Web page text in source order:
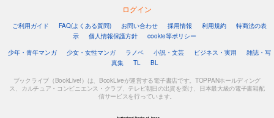
ログイン
ご利用ガイド FAQ(よくある質問) お問い合わせ 採用情報 利用規約
特商法の表
示
個人情報保護方針
cookie等ポリシー
少年・青年マンガ
少女・女性マンガ ラノベ 小説・文芸 ビジネス・実用
雑誌・写
真集
TL BL
ブックライブ（BookLive!）は、BookLiveが運営する電子書店です。TOPPANホールディング
ス、カルチュア・コンビニエンス・クラブ、テレビ朝日の出資を受け、日本最大級の電子書籍配
信サービスを行っています。